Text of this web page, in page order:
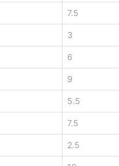
7.5
3
6
9
5.5
7.5
2.5